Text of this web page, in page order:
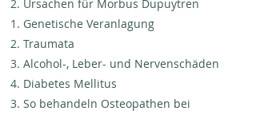
Ursachen für Morbus Dupuytren
Genetische Veranlagung
Traumata
Alcohol-, Leber- und Nervenschäden
Diabetes Mellitus
So behandeln Osteopathen bei